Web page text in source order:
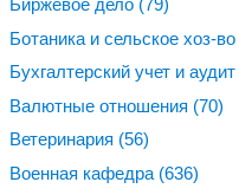
Биржевое дело (79)
Ботаника и сельское хоз-во
Бухгалтерский учет и аудит
Валютные отношения (70)
Ветеринария (56)
Военная кафедра (636)